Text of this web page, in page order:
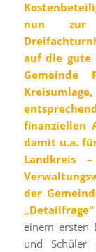
nun zur
auf die gute
finanziellen
damit u.a.
Landkreis
der
einem ersten
und Schüler